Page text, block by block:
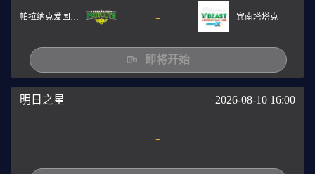
- 宾南塔塔克
即将开始
明日之星 2026-08-10 16:00
-